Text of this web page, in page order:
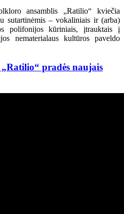
ansamblis „Ratilio“ kviečia
sutartinėmis – vokaliniais ir (arba)
polifonijos kūriniais, įtrauktais į
nematerialaus kultūros paveldo
pradės naujais